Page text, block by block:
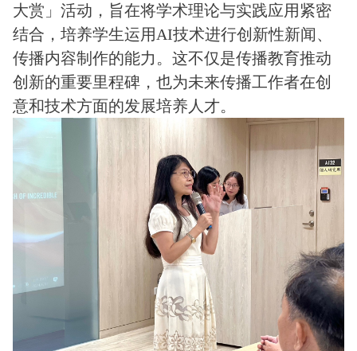
大赏」活动，旨在将学术理论与实践应用紧密
结合，培养学生运用AI技术进行创新性新闻、
传播内容制作的能力。这不仅是传播教育推动
创新的重要里程碑，也为未来传播工作者在创
意和技术方面的发展培养人才。